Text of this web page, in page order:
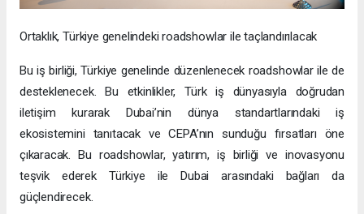
Ortaklık, Türkiye genelindeki roadshowlar ile taçlandırılacak
Bu iş birliği, Türkiye genelinde düzenlenecek roadshowlar ile de
desteklenecek. Bu etkinlikler, Türk iş dünyasıyla doğrudan
iletişim kurarak Dubai’nin dünya standartlarındaki iş
ekosistemini tanıtacak ve CEPA’nın sunduğu fırsatları öne
çıkaracak. Bu roadshowlar, yatırım, iş birliği ve inovasyonu
teşvik ederek Türkiye ile Dubai arasındaki bağları da
güçlendirecek.